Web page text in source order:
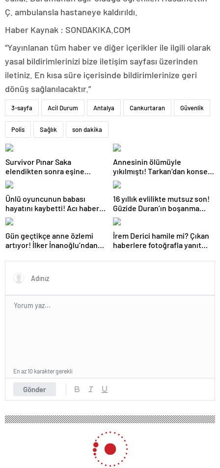
Ç. ambulansla hastaneye kaldırıldı.
Haber Kaynak : SONDAKIKA.COM
“Yayınlanan tüm haber ve diğer içerikler ile ilgili olarak
yasal bildirimlerinizi bize iletişim sayfası üzerinden
iletiniz. En kısa süre içerisinde bildirimlerinize geri
dönüş sağlanılacaktır.”
3-sayfa Acil Durum Antalya Cankurtaran Güvenlik
Polis Sağlık son dakika
Survivor Pınar Saka
elendikten sonra eşine
kavuştu! Aşk dolu fotoğrafını
Instagram’dan paylaştı
Annesinin ölümüyle
yıkılmıştı! Tarkan’dan konser
paylaşımı
Ünlü oyuncunun babası
hayatını kaybetti! Acı haberi
sosyal medyadan duyurdu
16 yıllık evlilikte mutsuz son!
Güzide Duran’ın boşanma
davasında sürpriz isim tanık
oldu
Gün geçtikçe anne özlemi
artıyor! İlker İnanoğlu’ndan
İrem Derici hamile mi? Çıkan
haberlere fotoğrafla yanıt
Gönder
En az 10 karakter gerekli